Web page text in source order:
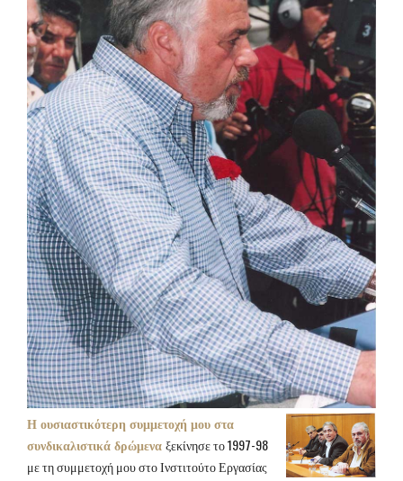
Η ουσιαστικότερη συμμετοχή μου στα
συνδικαλιστικά δρώμεναξεκίνησε το 1997-98
με τη συμμετοχή μου στο Ινστιτούτο Εργασίας